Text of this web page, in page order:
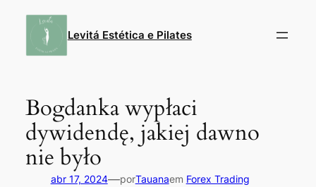
Levitá Estética e Pilates
Bogdanka wypłaci
dywidendę, jakiej dawno
nie było
abr 17, 2024—porTauanaem Forex Trading